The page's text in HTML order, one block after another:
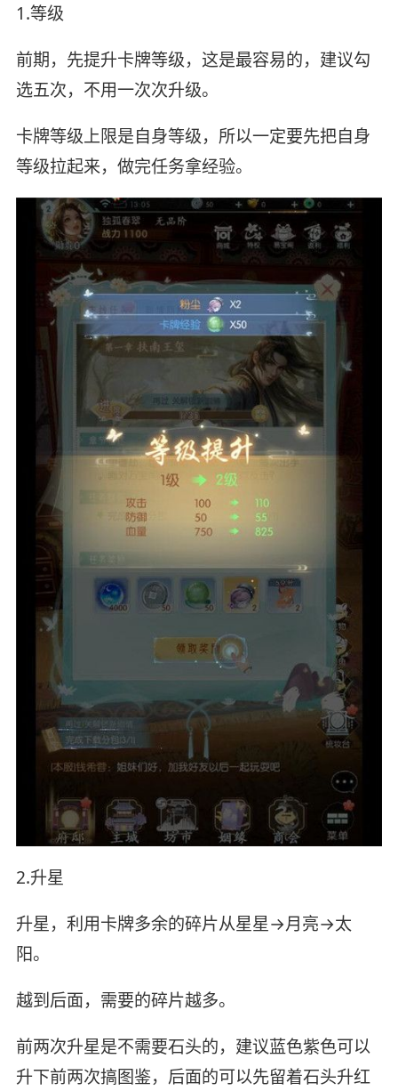
1.等级
前期，先提升卡牌等级，这是最容易的，建议勾
选五次，不用一次次升级。
卡牌等级上限是自身等级，所以一定要先把自身
等级拉起来，做完任务拿经验。
2.升星
升星，利用卡牌多余的碎片从星星→月亮→太
阳。
越到后面，需要的碎片越多。
前两次升星是不需要石头的，建议蓝色紫色可以
升下前两次搞图鉴，后面的可以先留着石头升红